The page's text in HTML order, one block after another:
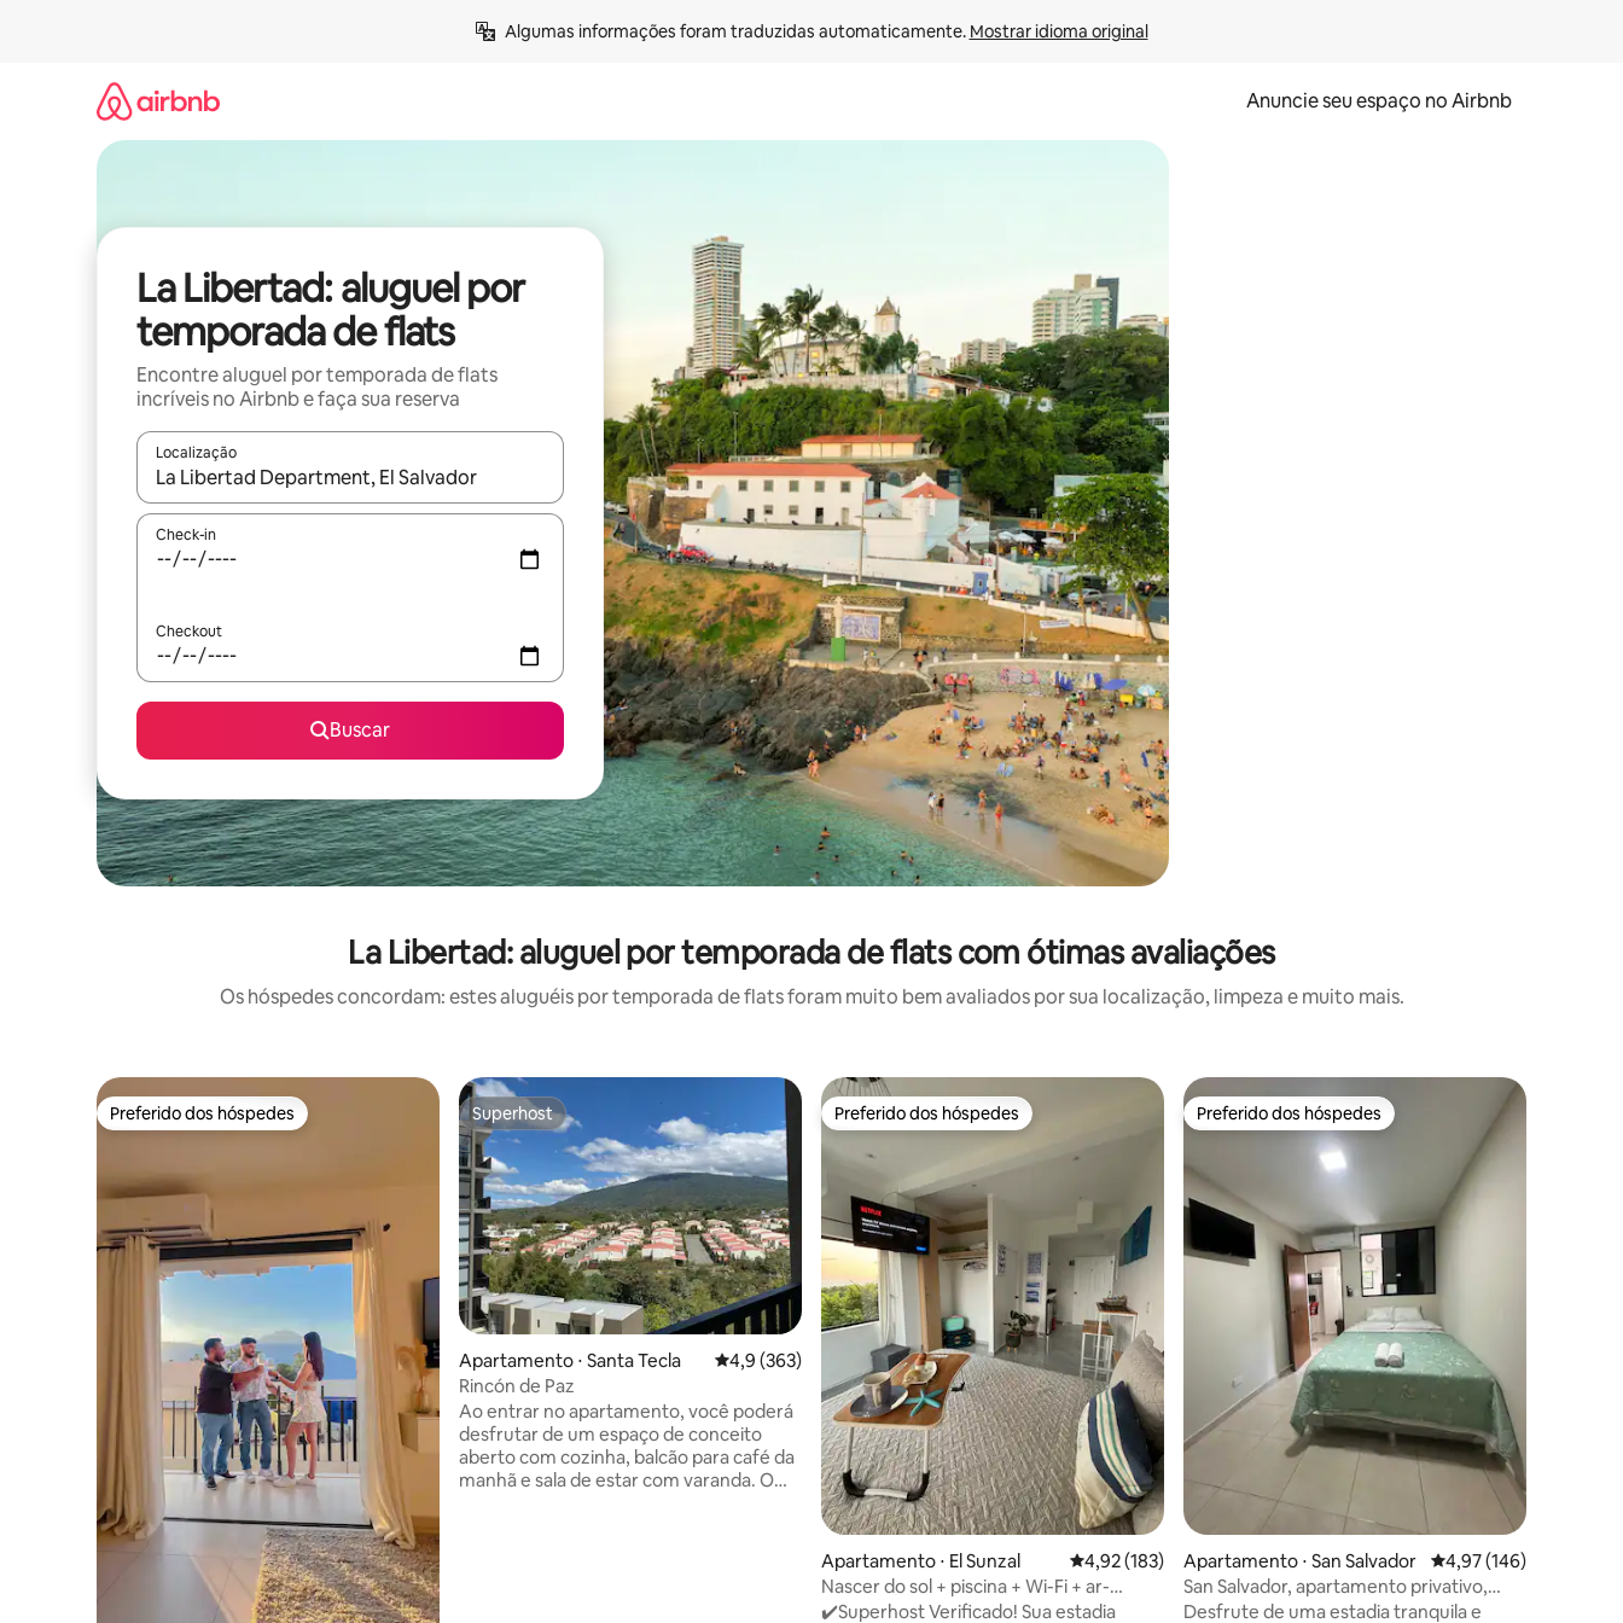
Algumas informações foram traduzidas automaticamente. Mostrar idioma original
Anuncie seu espaço no Airbnb
La Libertad: aluguel por
temporada de flats
Encontre aluguel por temporada de flats
incríveis no Airbnb e faça sua reserva
Localização
Quando os resultados estiverem disponíveis, explore-os usando as seta para cima e para baixo do teclado ou tocando e deslizando o dedo na tela.
Check-in
Checkout
Buscar
La Libertad: aluguel por temporada de flats com ótimas avaliações
Os hóspedes concordam: estes aluguéis por temporada de flats foram muito bem avaliados por sua localização, limpeza e muito mais.
Preferido dos hóspedes
Preferido dos hóspedes Superhost
Superhost
Apartamento ⋅ Santa Tecla 4,9 de uma avaliação média de 5, 363 avaliações
4,9 (363)
Rincón de Paz
Ao entrar no apartamento, você poderá
desfrutar de um espaço de conceito
aberto com cozinha, balcão para café da
manhã e sala de estar com varanda. O
Preferido dos hóspedes
Preferido dos hóspedes
Apartamento ⋅ El Sunzal 4,92 de uma avaliação média de 5, 183 avaliações
4,92 (183)
Nascer do sol + piscina + Wi-Fi + ar-
condicionado + Surf City El Salvador
✔️Superhost Verificado! Sua estadia
Preferido dos hóspedes
Preferido dos hóspedes
Apartamento ⋅ San Salvador 4,97 de uma avaliação
4,97 (146)
San Salvador, apartamento privativo,
estacionamento + Wi-Fi
Desfrute de uma estadia tranquila e